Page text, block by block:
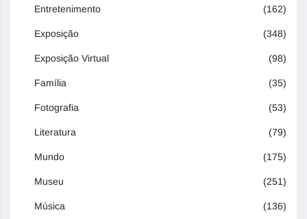
Entretenimento (162)
Exposição (348)
Exposição Virtual (98)
Família (35)
Fotografia (53)
Literatura (79)
Mundo (175)
Museu (251)
Música (136)